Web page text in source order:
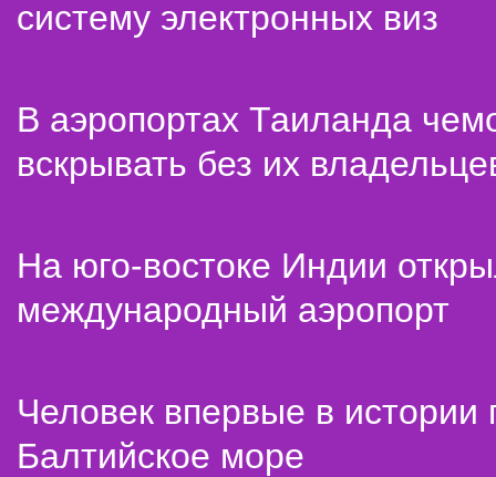
систему электронных виз
В аэропортах Таиланда
вскрывать без их
На юго-востоке Индии
международный аэропорт
Человек впервые в истории
Балтийское море